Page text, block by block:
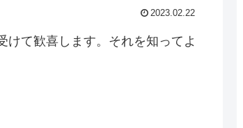
2023.02.22
て歓喜します。それを知ってよ